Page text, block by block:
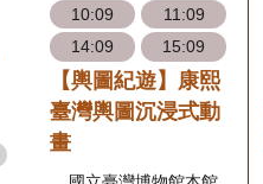
10:09
11:09
14:09
15:09
【輿圖紀遊】康熙
臺灣輿圖沉浸式動
畫